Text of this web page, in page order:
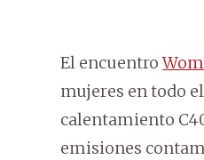
El encuentro
mujeres en todo
calentamiento
emisiones